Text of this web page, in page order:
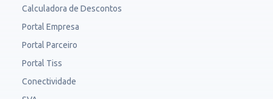
Calculadora de Descontos
Portal Empresa
Portal Parceiro
Portal Tiss
Conectividade